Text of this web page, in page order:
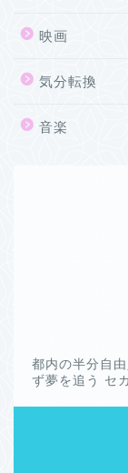
映画
気分転換
音楽
都内の半分自
ず夢を追う セ